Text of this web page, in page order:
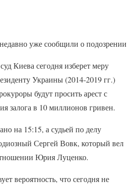
уже сообщили о подозрении
Киева сегодня изберет меру
Украины (2014-2019 гг.)
будут просить арест с
залога в 10 миллионов гривен.
на 15:15, а судьей по делу
Сергей Вовк, который вел
Юрия Луценко.
вероятность, что сегодня не